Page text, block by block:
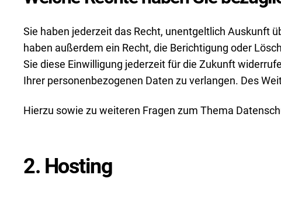
Sie haben jederzeit das Recht, unentgeltlich Auskunft
haben außerdem ein Recht, die Berichtigung oder
Sie diese Einwilligung jederzeit für die Zukunft
Ihrer personenbezogenen Daten zu verlangen. Des
Hierzu sowie zu weiteren Fragen zum Thema
2. Hosting